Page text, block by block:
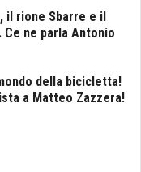
il rione Sbarre e il
ne parla Antonio
della bicicletta!
a Matteo Zazzera!